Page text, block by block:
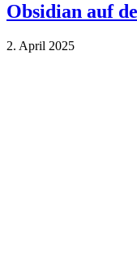
Obsidian auf
2. April 2025